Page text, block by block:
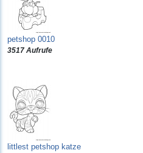
petshop 0010
3517 Aufrufe
littlest petshop katze